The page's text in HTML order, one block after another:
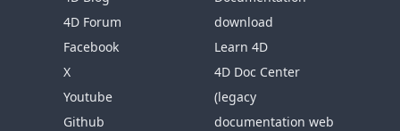
4D Forum
Facebook
X
Youtube
Github
download
Learn 4D
4D Doc Center
(legacy
documentation web